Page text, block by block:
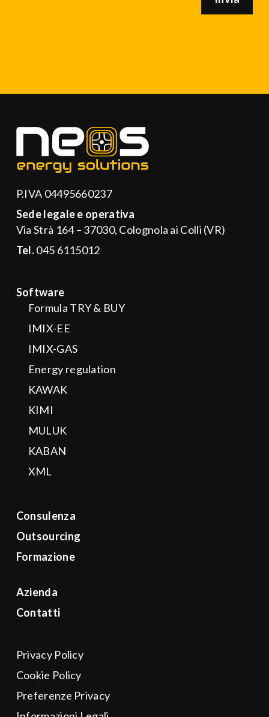
ENERGY REGULATION
Analisi normative e database tariffe, con possibilità di
P.IVA 04495660237
Sede legale e operativa
Via Strà 164 – 37030, Colognola ai Colli (VR)
Tel.045 6115012
Software
Formula TRY & BUY
IMIX-EE
IMIX-GAS
Energy regulation
KAWAK
KIMI
MULUK
KABAN
XML
Consulenza
Outsourcing
Formazione
Azienda
Contatti
Privacy Policy
Cookie Policy
Preferenze Privacy